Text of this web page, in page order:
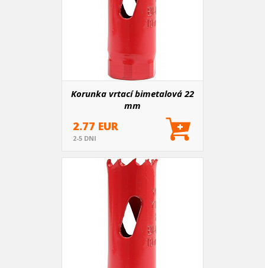
Korunka vrtací bimetalová 22
mm
2.77 EUR
2-5 DNI